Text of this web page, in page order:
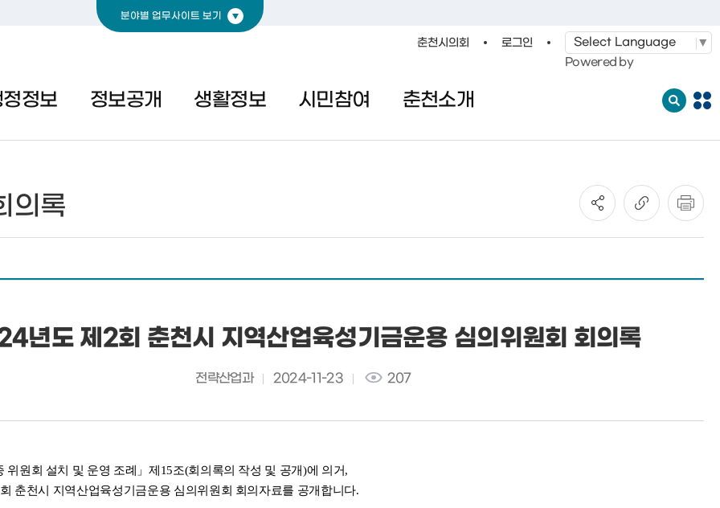
관광 춘천시청
분야별 업무사이트 보기
춘천시의회
로그인
Powered by
정보 정보공개 생활정보 시민참여 춘천소개
전
의록
년도 제2회 춘천시 지역산업육성기금운용 심의위원회 회의록
전략산업과 2024-11-23 207
위원회 설치 및 운영 조례」제15조(회의록의 작성 및 공개)에 의거,
춘천시 지역산업육성기금운용 심의위원회 회의자료를 공개합니다.